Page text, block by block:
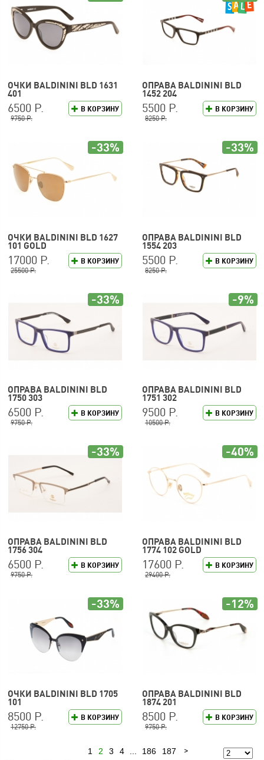
ОЧКИ BALDININI BLD 1631
401
В КОРЗИНУ
6500 Р.
9750 Р.
ОПРАВА BALDININI BLD
1452 204
В КОРЗИНУ
5500 Р.
8250 Р.
ОЧКИ BALDININI BLD 1627
101 GOLD
В КОРЗИНУ
17000 Р.
25500 Р.
-33%
ОПРАВА BALDININI BLD
1554 203
В КОРЗИНУ
5500 Р.
8250 Р.
-33%
ОПРАВА BALDININI BLD
1750 303
В КОРЗИНУ
6500 Р.
9750 Р.
-33%
ОПРАВА BALDININI BLD
1751 302
В КОРЗИНУ
9500 Р.
10500 Р.
-9%
ОПРАВА BALDININI BLD
1756 304
В КОРЗИНУ
6500 Р.
9750 Р.
-33%
ОПРАВА BALDININI BLD
1774 102 GOLD
В КОРЗИНУ
17600 Р.
29400 Р.
-40%
ОЧКИ BALDININI BLD 1705
101
В КОРЗИНУ
8500 Р.
12750 Р.
-33%
ОПРАВА BALDININI BLD
1874 201
В КОРЗИНУ
8500 Р.
9750 Р.
-12%
Предыдущая
1 2 3 4 186 187 Следующая